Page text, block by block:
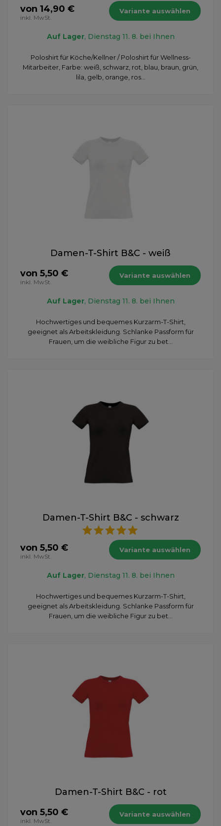
von 14,90 €
inkl. MwSt.
Variante auswählen
Auf Lager, Dienstag 11. 8. bei Ihnen
Poloshirt für Köche/Kellner / Poloshirt für Wellness-
Mitarbeiter, Farbe: weiß, schwarz, rot, blau, braun, grün,
lila, gelb, orange, ros...
Damen-T-Shirt B&C - weiß
von 5,50 €
inkl. MwSt.
Variante auswählen
Auf Lager, Dienstag 11. 8. bei Ihnen
Hochwertiges und bequemes Kurzarm-T-Shirt,
geeignet als Arbeitskleidung. Schlanke Passform für
Frauen, um die weibliche Figur zu bet...
Damen-T-Shirt B&C - schwarz
von 5,50 €
inkl. MwSt.
Variante auswählen
Auf Lager, Dienstag 11. 8. bei Ihnen
Hochwertiges und bequemes Kurzarm-T-Shirt,
geeignet als Arbeitskleidung. Schlanke Passform für
Frauen, um die weibliche Figur zu bet...
Damen-T-Shirt B&C - rot
von 5,50 €
inkl. MwSt.
Variante auswählen